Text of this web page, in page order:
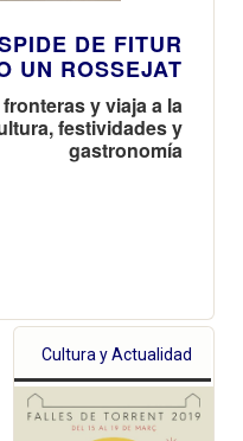
DE FITUR
UN ROSSEJAT
y viaja a la
festividades y
gastronomía
Cultura y Actualidad